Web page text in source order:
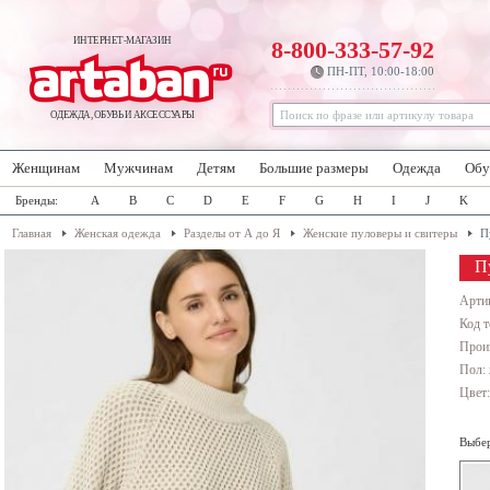
ИНТЕРНЕТ-МАГАЗИН
ОДЕЖДА, ОБУВЬ И АКСЕССУАРЫ
8-800-333-57-92
ПН-ПТ, 10:00-18:00
Женщинам Мужчинам Детям Большие размеры Одежда
Бренды: A B C D E F G H I J K
Главная Женская одежда Разделы от А до Я Женские пуловеры и свитеры
Код
Пол: